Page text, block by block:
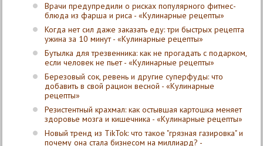
Врачи предупредили о рисках популярного фитнес-
блюда из фарша и риса - «Кулинарные рецепты»
Когда нет сил даже заказать еду: три быстрых рецепта
ужина за 10 минут - «Кулинарные рецепты»
Бутылка для трезвенника: как не прогадать с подарком,
если человек не пьет - «Кулинарные рецепты»
Березовый сок, ревень и другие суперфуды: что
добавить в свой рацион весной - «Кулинарные
рецепты»
Резистентный крахмал: как остывшая картошка меняет
здоровье мозга и кишечника - «Кулинарные рецепты»
Новый тренд из TikTok: что такое "грязная газировка" и
почему она стала бизнесом на миллиард? -